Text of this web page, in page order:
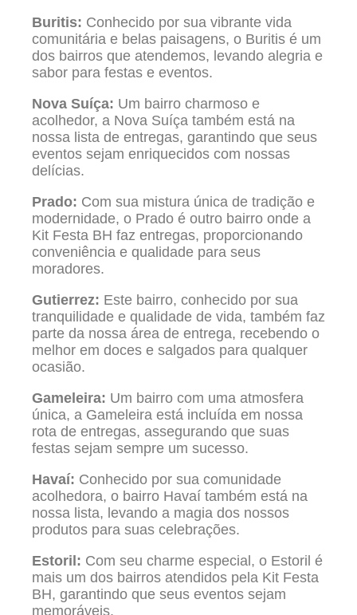
Buritis: Conhecido por sua vibrante vida
comunitária e belas paisagens, o Buritis é um
dos bairros que atendemos, levando alegria e
sabor para festas e eventos.
Nova Suíça: Um bairro charmoso e
acolhedor, a Nova Suíça também está na
nossa lista de entregas, garantindo que seus
eventos sejam enriquecidos com nossas
delícias.
Prado: Com sua mistura única de tradição e
modernidade, o Prado é outro bairro onde a
Kit Festa BH faz entregas, proporcionando
conveniência e qualidade para seus
moradores.
Gutierrez: Este bairro, conhecido por sua
tranquilidade e qualidade de vida, também faz
parte da nossa área de entrega, recebendo o
melhor em doces e salgados para qualquer
ocasião.
Gameleira: Um bairro com uma atmosfera
única, a Gameleira está incluída em nossa
rota de entregas, assegurando que suas
festas sejam sempre um sucesso.
Havaí: Conhecido por sua comunidade
acolhedora, o bairro Havaí também está na
nossa lista, levando a magia dos nossos
produtos para suas celebrações.
Estoril: Com seu charme especial, o Estoril é
mais um dos bairros atendidos pela Kit Festa
BH, garantindo que seus eventos sejam
memoráveis.